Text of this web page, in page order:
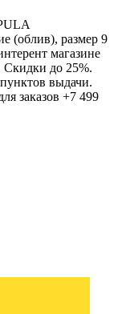
(облив), размер 9
магазине
Скидки до 25%.
выдачи.
заказов +7 499